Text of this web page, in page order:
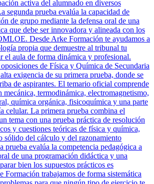
activa del alumnado en diversos
segunda prueba evalúa la capacidad de
de grupo mediante la defensa oral de una
que debe ser innovadora y alineada con los
Desde Arke Formación te ayudamos a
propia que demuestre al tribunal tu
el aula de forma dinámica y profesional.
de Física y Química de Secundaria
exigencia de su primera prueba, donde se
de aspirantes. El temario oficial comprende
mecánica, termodinámica, electromagnetismo,
química orgánica, fisicoquímica y una parte
celular. La primera prueba combina el
tema con una prueba práctica de resolución
y cuestiones teóricas de física y química,
sólido del cálculo y del razonamiento
prueba evalúa la competencia pedagógica a
de una programación didáctica y una
bien los supuestos prácticos es
Formación trabajamos de forma sistemática